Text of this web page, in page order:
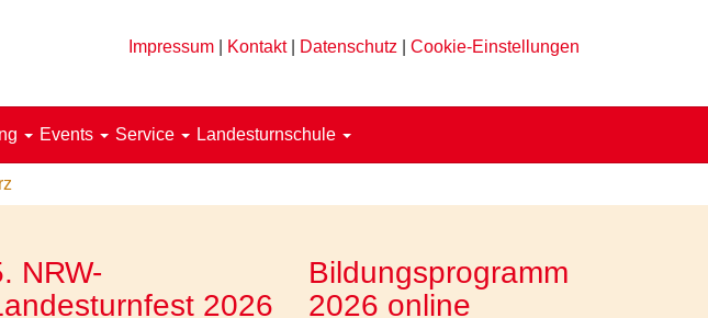
Impressum Kontakt| Datenschutz Cookie-Einstellungen
Events Service Landesturnschule
NRW-
2026
Bildungsprogramm
2026 online